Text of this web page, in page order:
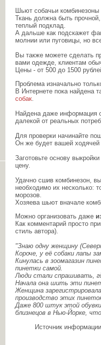
Шьют собачьи комбинезоны
Ткань должна быть
теплый подклад.
А дальше как подскажет
молнии или пуговицы, но
Вы также можете сделать
вами одежде, клиентам
Цены - от 500 до 1500
Проблема изначально
В Интернете пока найдена
собак.
Найдена даже информация
далекой от реальных
Для проверки начинайте
Он же будет вашей ходячей
Заготовьте основу
цену.
Удачно сшив комбинезон,
необходимо их несколько:
морозов.
Хозяева шьют вначале
Можно организовать даже
Как комментарий просто
стиль автора).
"Знаю одну женщину
Короче, у её собаки лапы
Кинулась в зоомагазин
пинетки самой.
Люди стали спрашивать,
Начала она шить эти
Женщина
производство этих
Даже 800 штук этой
близнецов в Нью-Йорке,
Источник